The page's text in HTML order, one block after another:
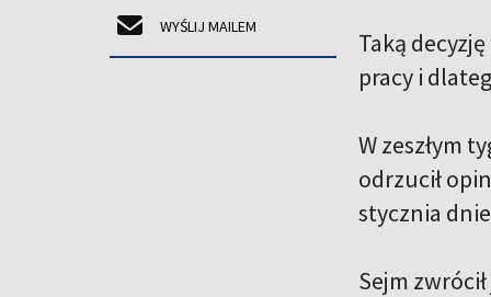
WYŚLIJ MAILEM
Taką
pracy i
W zeszłym
odrzucił
stycznia
Sejm